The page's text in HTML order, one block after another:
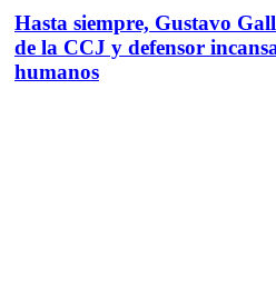
Hasta siempre, Gustavo
de la CCJ y defensor
humanos